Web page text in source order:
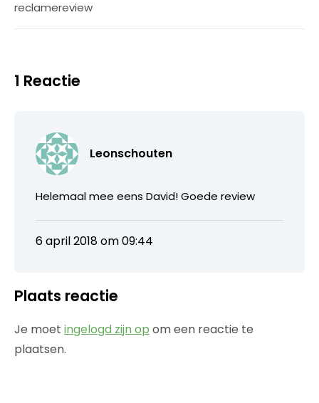
reclamereview
1 Reactie
Leonschouten
Helemaal mee eens David! Goede review
6 april 2018 om 09:44
Plaats reactie
Je moet ingelogd zijn op om een reactie te
plaatsen.